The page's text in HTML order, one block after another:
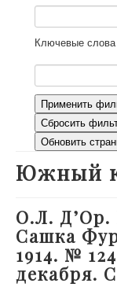
Как работать с
Контакты
Ключевые слова
Применить
Обновить
Южный
О.Л. Д’Ор.
Сашка
1914. №
декабря.